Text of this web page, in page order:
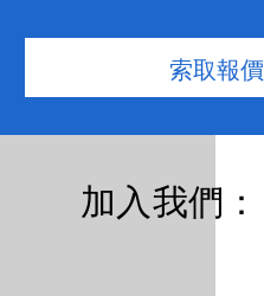
索取報價
加入我們：